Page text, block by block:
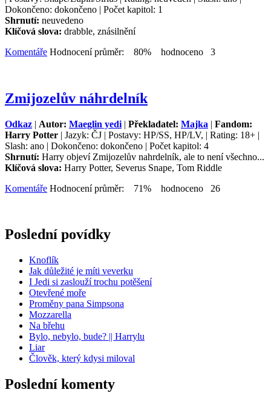
Dokončeno: dokončeno | Počet kapitol: 1
Shrnutí: neuvedeno
Klíčová slova: drabble, znásilnění
Komentáře Hodnocení průměr: 80% hodnoceno 3
Zmijozelův náhrdelník
Odkaz | Autor: Maeglin yedi | Překladatel: Majka | Fandom:
Harry Potter | Jazyk: ČJ | Postavy: HP/SS, HP/LV, | Rating: 18+ |
Slash: ano | Dokončeno: dokončeno | Počet kapitol: 4
Shrnutí: Harry objeví Zmijozelův nahrdelník, ale to není všechno...
Klíčová slova: Harry Potter, Severus Snape, Tom Riddle
Komentáře Hodnocení průměr: 71% hodnoceno 26
Poslední povídky
Knoflík
Jak důležité je míti veverku
I Jedi si zaslouží trochu potěšení
Otevřené moře
Proměny pana Simpsona
Mozzarella
Na břehu
Bylo, nebylo, bude? || Harrylu
Liar
Člověk, který kdysi miloval
Poslední komenty